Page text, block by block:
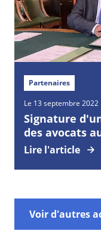
Partenaires
Le 13 septembre 2022
Signature
des avocats
Lire l'article
Voir d'autres